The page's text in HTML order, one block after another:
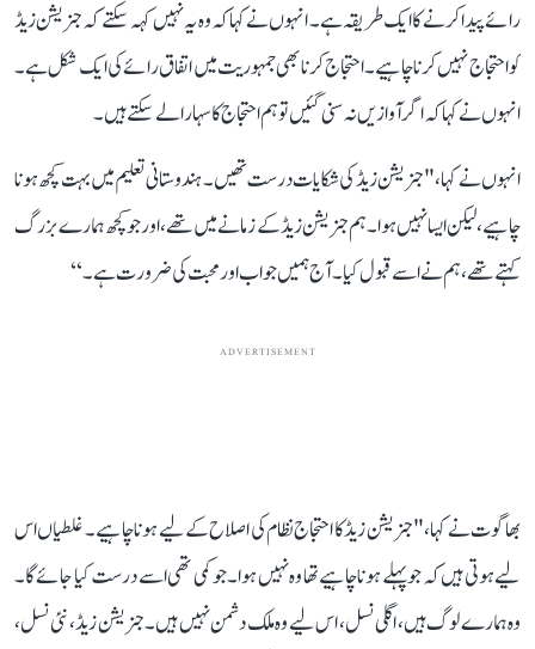
رائے پیدا کرنے کا ایک طریقہ ہے۔ انہوں نے کہا کہ وہ یہ نہیں کہہ سکتے کہ جنریشن زیڈ
کو احتجاج نہیں کرنا چاہیے۔احتجاج کرنا بھی جمہوریت میں اتفاق رائے کی ایک شکل ہے۔
انہو ں نے کہا کہ اگر آوازیں نہ سنی گئیں تو ہم احتجاج کا سہارا لے سکتے ہیں۔
انہوں نے کہا، " جنریشن زیڈ کی شکایات درست تھیں۔ ہندوستانی تعلیم میں بہت کچھ ہونا
چاہیے، لیکن ایسا نہیں ہوا۔ ہم جنریشن زیڈ کے زمانے میں تھے، اور جو کچھ ہمارے بزرگ
کہتے تھے، ہم نےاسے قبول کیا۔ آج ہمیں جواب اور محبت کی ضرورت ہے۔‘‘
ADVERTISEMENT
بھاگوت نے کہا، " جنریشن زیڈ کا احتجاج نظام کی اصلاح کے لیے ہونا چاہیے۔ غلطیاں اس
لیے ہوتی ہیں کہ جو پہلے ہونا چاہیے تھا وہ نہیں ہوا۔ جو کمی تھی اسے درست کیا جائے گا۔
وہ ہمارے لوگ ہیں، اگلی نسل، اس لیے وہ ملک دشمن نہیں ہیں۔ جنریشن زیڈ ، نئی نسل،